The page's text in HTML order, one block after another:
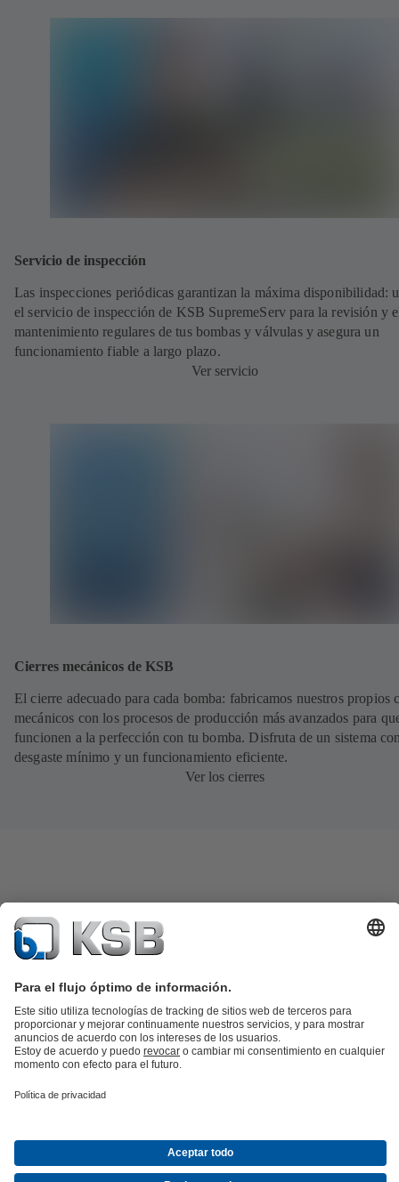
Servicio de inspección
Las inspecciones periódicas garantizan la máxima disponibilidad:
el servicio de inspección de KSB SupremeServ para la revisión y
mantenimiento regulares de tus bombas y válvulas y asegura un
funcionamiento fiable a largo plazo.
Ver servicio
Cierres mecánicos de KSB
El cierre adecuado para cada bomba: fabricamos nuestros propios
mecánicos con los procesos de producción más avanzados para
funcionen a la perfección con tu bomba. Disfruta de un sistema
desgaste mínimo y un funcionamiento eficiente.
Ver los cierres
Catálogo de productosRepuestos KSB
SupremeServKSB SupremeServ: Premium service for pumps and
valvesHerramientas
Contacto